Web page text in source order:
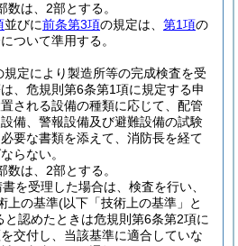
数は、2部とする。
並びに前条第3項の規定は、 第1項の
ついて準用する。
定により製造所等の完成検査を受
、危規則第6条第1項に規定する申
される設備の種類に応じて、配管
備、警報設備及び避難設備の試験
要な書類を添えて、消防長を経て
らない。
数は、2部とする。
を受理した場合は、検査を行い、
上の基準(以下「技術上の基準」と
と認めたときは危規則第6条第2項に
交付し、当該基準に適合していな